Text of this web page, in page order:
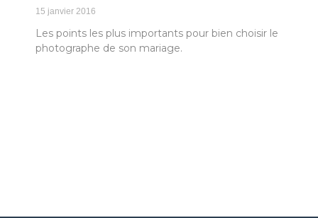
15 janvier 2016
Les points les plus importants pour bien choisir le
photographe de son mariage.